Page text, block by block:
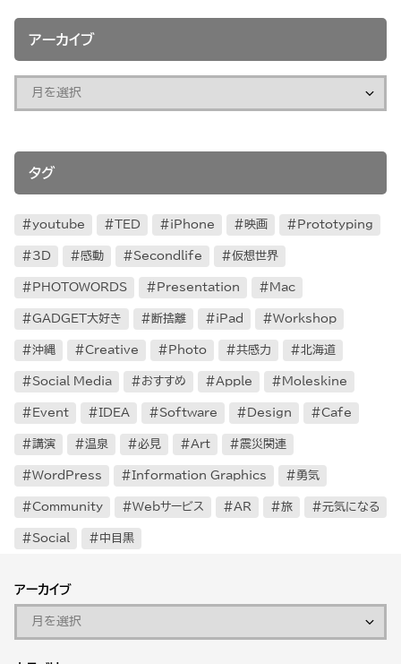
アーカイブ
タグ
youtube TED iPhone 映画 Prototyping
3D 感動 Secondlife 仮想世界
PHOTOWORDS Presentation Mac
GADGET大好き 断捨離 iPad Workshop
沖縄 Creative Photo 共感力 北海道
Social Media おすすめ Apple Moleskine
Event IDEA Software Design Cafe
講演 温泉 必見 Art 震災関連
WordPress Information Graphics 勇気
Community Webサービス AR 旅 元気になる
Social 中目黒
アーカイブ